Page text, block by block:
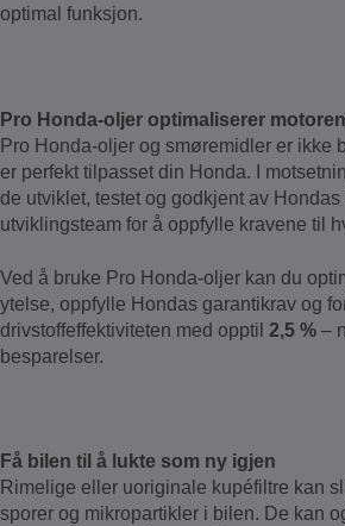
optimal funksjon.
Pro Honda‑oljer optimaliserer
Pro Honda‑oljer og smøremidler er ikke
er perfekt tilpasset din Honda. I
de utviklet, testet og godkjent av Hondas
utviklingsteam for å oppfylle kravene til
Ved å bruke Pro Honda‑oljer kan du
ytelse, oppfylle Hondas garantikrav og
drivstoffeffektiviteten med opptil 2,5 % –
besparelser.
Få bilen til å lukte som ny igjen
Rimelige eller uoriginale kupéfiltre kan
sporer og mikropartikler i bilen. De kan